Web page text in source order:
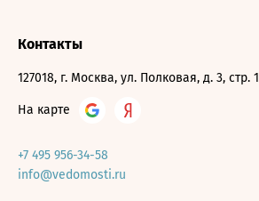
Контакты
127018, г. Москва, ул. Полковая, д. 3, стр. 1
На карте
+7 495 956-34-58
info@vedomosti.ru